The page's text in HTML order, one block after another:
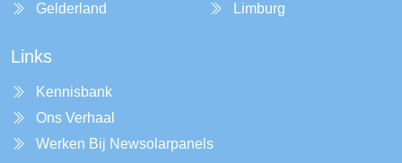
Gelderland
Limburg
Links
Kennisbank
Ons Verhaal
Werken Bij Newsolarpanels